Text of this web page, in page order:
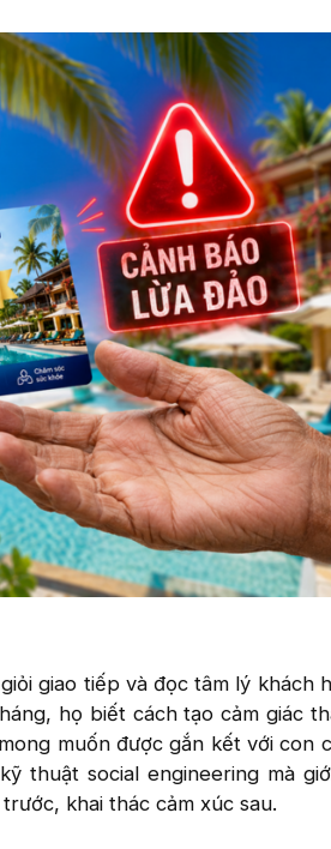
giao tiếp và đọc tâm lý khách
họ biết cách tạo cảm giác
muốn được gắn kết với con
thuật social engineering mà
khai thác cảm xúc sau.